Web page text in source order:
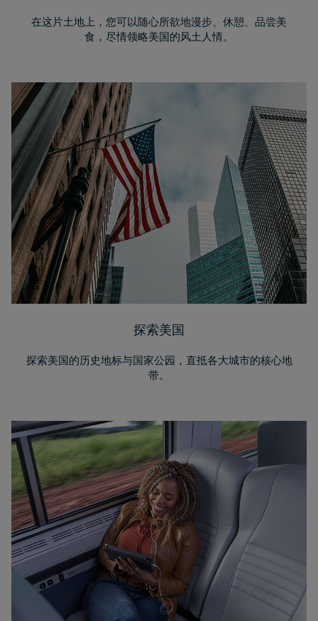
在这片土地上，您可以随心所欲地漫步、休憩、品尝美
食，尽情领略美国的风土人情。
探索美国
探索美国的历史地标与国家公园，直抵各大城市的核心地
带。